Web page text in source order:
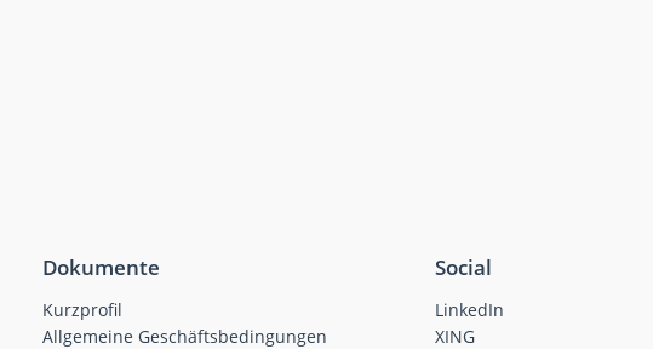
Dokumente
Kurzprofil
Allgemeine Geschäftsbedingungen
Social
LinkedIn
XING